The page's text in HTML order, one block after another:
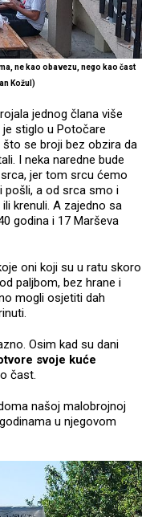
ne kao obavezu, nego kao čast
Kožul)
jednog člana više
je stiglo u Potočare
što se broji bez obzira da
I neka naredne bude
jer tom srcu ćemo
pošli, a od srca smo i
krenuli. A zajedno sa
godina i 17 Marševa
oni koji su u ratu skoro
paljbom, bez hrane i
mogli osjetiti dah
Osim kad su dani
svoje kuće
čast.
našoj malobrojnoj
u njegovom